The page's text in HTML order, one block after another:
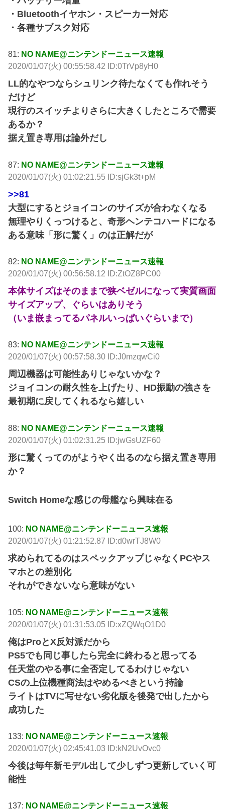
・Bluetoothイヤホン・スピーカー対応
・各種サブスク対応
81: NO NAME@ニンテンドーニュース速報
2020/01/07(火) 00:55:58.42 ID:0TrVp8yH0
LL的なやつならシュリンク待たなくても作れそう
だけど
現行のスイッチよりさらに大きくしたところで需要
あるか？
据え置き専用は論外だし
87: NO NAME@ニンテンドーニュース速報
2020/01/07(火) 01:02:21.55 ID:sjGk3t+pM
>>81
大型にするとジョイコンのサイズが合わなくなる
無理やりくっつけると、奇形ヘンテコハードになる
ある意味「形に驚く」のは正解だが
82: NO NAME@ニンテンドーニュース速報
2020/01/07(火) 00:56:58.12 ID:ZtOZ8PC00
本体サイズはそのままで狭ベゼルになって実質画面
サイズアップ、ぐらいはありそう
（いま嵌まってるパネルいっぱいぐらいまで）
83: NO NAME@ニンテンドーニュース速報
2020/01/07(火) 00:57:58.30 ID:J0mzqwCi0
周辺機器は可能性ありじゃないかな？
ジョイコンの耐久性を上げたり、HD振動の強さを
最初期に戻してくれるなら嬉しい
88: NO NAME@ニンテンドーニュース速報
2020/01/07(火) 01:02:31.25 ID:jwGsUZF60
形に驚くってのがようやく出るのなら据え置き専用
か？
Switch Homeな感じの母艦なら興味在る
100: NO NAME@ニンテンドーニュース速報
2020/01/07(火) 01:21:52.87 ID:d0wrTJ8W0
求められてるのはスペックアップじゃなくPCやス
マホとの差別化
それができないなら意味がない
105: NO NAME@ニンテンドーニュース速報
2020/01/07(火) 01:31:53.05 ID:xZQWqO1D0
俺はProとX反対派だから
PS5でも同じ事したら完全に終わると思ってる
任天堂のやる事に全否定してるわけじゃない
CSの上位機種商法はやめるべきという持論
ライトはTVに写せない劣化版を後発で出したから
成功した
133: NO NAME@ニンテンドーニュース速報
2020/01/07(火) 02:45:41.03 ID:kN2UvOvc0
今後は毎年新モデル出して少しずつ更新していく可
能性
137: NO NAME@ニンテンドーニュース速報